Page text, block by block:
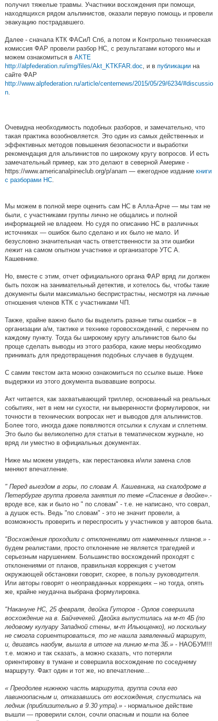
получил тяжелые травмы. Участники восхождения при помощи,
находящихся рядом альпинистов, оказали первую помощь и провели
эвакуацию пострадавшего.
Далее - сначала КТК ФАСиЛ Спб, а потом и Контрольно техническая
комисcия ФАР провели разбор НС, с результатами которого мы и
можем ознакомиться в АКТЕ
http://alpfederation.ru/img/files/Akt_KTKFAR.doc , и в публикации на
сайте ФАР
http://www.alpfederation.ru/article/centernews/2015/05/29/6234/#discussio
n
Очевидна необходимость подобных разборов, и замечательно, что
такая практика возобновляется. Это один из самых действенных и
эффективных методов повышения безопасности и выработки
рекомендация для альпинистов по широкому кругу вопросов. И есть
замечательный пример, как это делают в северной Америке -
https://www.americanalpineclub.org/p/anam — ежегодное издание книги
с разборами НС
Мы можем в полной мере оценить сам НС в Алла-Арче — мы там не
были, с участниками группы лично не общались и полной
информацией не владеем. Но судя по описанию НС в различных
источниках — ошибок было сделано и их было не мало. И
безусловно значительная часть ответственности за эти ошибки
лежит на самом опытном участнике и организаторе УТС А.
Кашевнике.
Но, вместе с этим, отчет официального органа ФАР вряд ли должен
быть похож на занимательный детектив, и хотелось бы, чтобы такие
документы были максимально беспристрастны, несмотря на личные
отношения членов КТК с участниками ЧП.
Также, крайне важно было бы выделить разные типы ошибок – в
организации а/м, тактике и технике горовосхождений, с перечнем по
каждому пункту. Тогда бы широкому кругу альпинистов было бы
проще сделать выводы из этого разбора, какие меры необходимо
принимать для предотвращения подобных случаев в будущем.
С самим текстом акта можно ознакомиться по ссылке выше. Ниже
выдержки из этого документа вызвавшие вопросы.
Акт читается, как захватывающий триллер, основанный на реальных
событиях, нет в нем ни сухости, ни выверенности формулировок, ни
точности в технических вопросах нет и выводов для альпинистов.
Более того, иногда даже появляются отсылки к слухам и сплетням.
Это было бы великолепно для статьи в тематическом журнале, но
вряд ли уместно в официальных документах.
Ниже мы можем увидеть, как перестановка и/или замена слов
меняют впечатление.
" Перед выездом в горы, по словам А. Кашевника, на скалодроме в
Петербурге группа провела занятия по теме «Спасение в двойке» .-
вроде все, как и было но " по словам" - т.е. не написано, что соврал,
а душок есть. Ведь "по словам" - это не значит провели, а
возможность проверить и переспросить у участников у авторов была.
"Восхождения проходили с отклонениями от намеченных планов.» -
будем реалистами, просто отклонение не является трагедией и
серьезным нарушением. Большинство восхождений проходят с
отклонениями от планов, правильная коррекция с учетом
окружающей обстановки говорит, скорее, в пользу руководителя.
Или авторы говорят о неоправданных коррекциях – но тогда, опять
же, крайне неудачна выбрана формулировка.
"Накануне НС, 25 февраля, двойка Гуторов - Орлов совершила
восхождение на в. Байчечекей. Двойка выпустилась на м-т 4Б (по
ледовому кулуару 3ападной стены, м-т Ильющенко), но поскольку
не смогла сориентироваться, то не нашла заявленный маршрут,
и, двигаясь наобум, вышла в итоге на линию м-та 3Б.» - НАОБУМ!!!
т.е. можно и так сказать, а можно сказать, что потеряли
ориентировку в тумане и совершила восхождение по соседнему
маршруту. Факт один и тот же, но впечатление...
« Преодолев нижнюю часть маршрута, группа сочла его
лавиноопасным и, отказавшись от восхождения, спустилась на
ледник (приблизительно в 9.30 утра).» - нормальное действие
вышли — проверили склон, сочли опасным и пошли на более